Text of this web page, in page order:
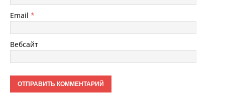
Email *
Вебсайт